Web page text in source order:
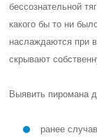
бессознательной
какого бы то ни
наслаждаются при
скрывают
Выявить пиромана
ранее